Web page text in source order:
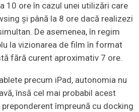
10 ore în cazul unei utilizări care
şi până la 8 ore dacă realizezi
De asemenea, în regim
la vizionarea de film în format
fără curent aproximativ 7 ore.
precum iPad, autonomia nu
însă cel mai probabil acest
împreună cu docking